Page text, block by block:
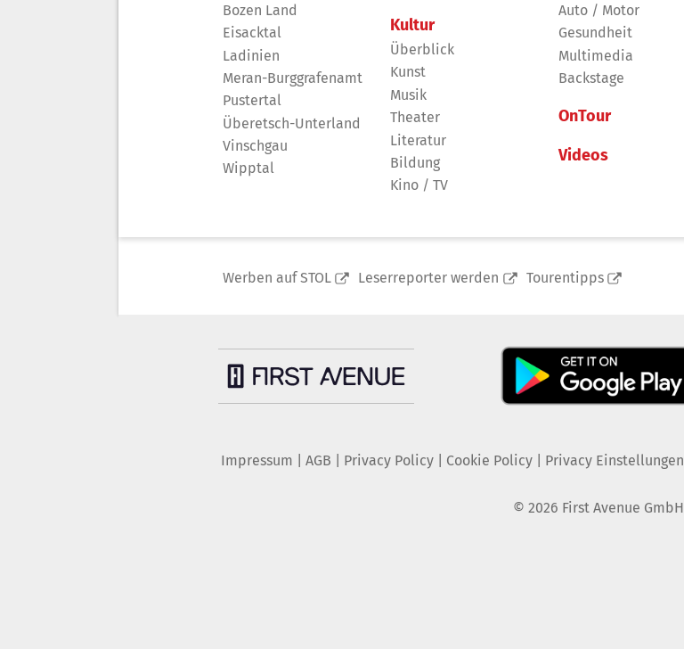
Bozen Land
Eisacktal
Ladinien
Meran-Burggrafenamt
Pustertal
Überetsch-Unterland
Vinschgau
Wipptal
Kultur
Überblick
Kunst
Musik
Theater
Literatur
Bildung
Kino / TV
Auto / Motor
Gesundheit
Multimedia
Backstage
OnTour
Videos
Werben auf STOL Leserreporter werden Tourentipps
Impressum AGB Privacy Policy| Cookie Policy| Privacy Einstellungen
© 2026 First Avenue GmbH